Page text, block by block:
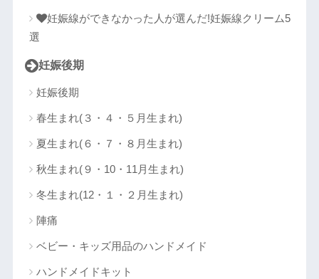
妊娠線ができなかった人が選んだ!妊娠線クリーム5
選
妊娠後期
妊娠後期
春生まれ(３・４・５月生まれ)
夏生まれ(６・７・８月生まれ)
秋生まれ(９・10・11月生まれ)
冬生まれ(12・１・２月生まれ)
陣痛
ベビー・キッズ用品のハンドメイド
ハンドメイドキット